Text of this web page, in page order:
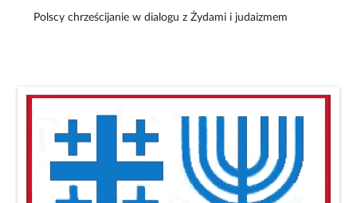
Polscy chrześcijanie w dialogu z Żydami i judaizmem